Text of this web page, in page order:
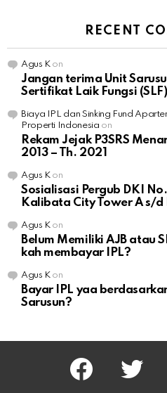
RECENT
Agus Kon
Jangan terima Unit
Sertifikat Laik Fungsi (SLF)
Biaya IPL dan Sinking Fund
Properti Indonesia on
Rekam Jejak P3SRS
2013 – Th. 2021
Agus Kon
Sosialisasi Pergub DKI
Kalibata City Tower A s/d
Agus Kon
Belum Memiliki AJB atau
kah membayar IPL?
Agus Kon
Bayar IPL yaa
Sarusun?
facebook twitter